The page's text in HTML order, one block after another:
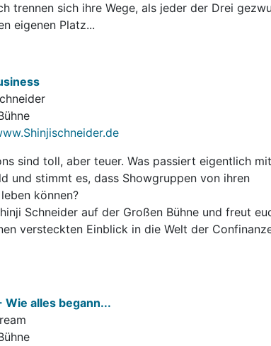
trennen sich ihre Wege, als jeder der Drei
eigenen Platz...
sind toll, aber teuer. Was passiert eigentlich mit
und stimmt es, dass Showgruppen von ihren
können?
Schneider auf der Großen Bühne und freut
versteckten Einblick in die Welt der
Wie alles begann...